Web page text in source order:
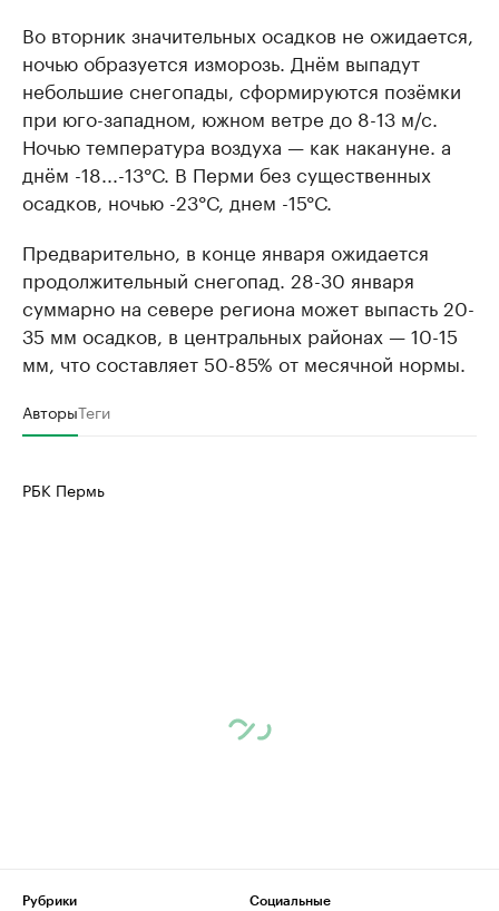
Во вторник значительных осадков не ожидается,
ночью образуется изморозь. Днём выпадут
небольшие снегопады, сформируются позёмки
при юго-западном, южном ветре до 8-13 м/с.
Ночью температура воздуха — как накануне. а
днём -18...-13°С. В Перми без существенных
осадков, ночью -23°С, днем -15°С.
Предварительно, в конце января ожидается
продолжительный снегопад. 28-30 января
суммарно на севере региона может выпасть 20-
35 мм осадков, в центральных районах — 10-15
мм, что составляет 50-85% от месячной нормы.
АвторыТеги
РБК Пермь
Рубрики
Социальные